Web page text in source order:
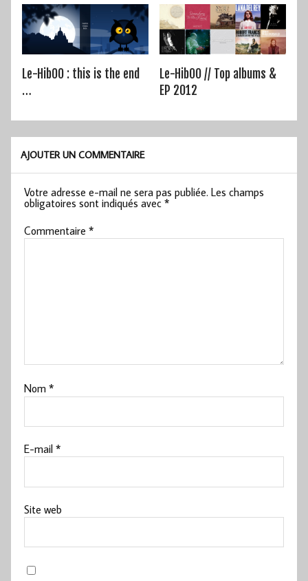
Le-HibOO : this is the end
…
Le-HibOO // Top albums &
EP 2012
AJOUTER UN COMMENTAIRE
Votre adresse e-mail ne sera pas publiée. Les champs
obligatoires sont indiqués avec*
Commentaire*
Nom*
E-mail*
Site web